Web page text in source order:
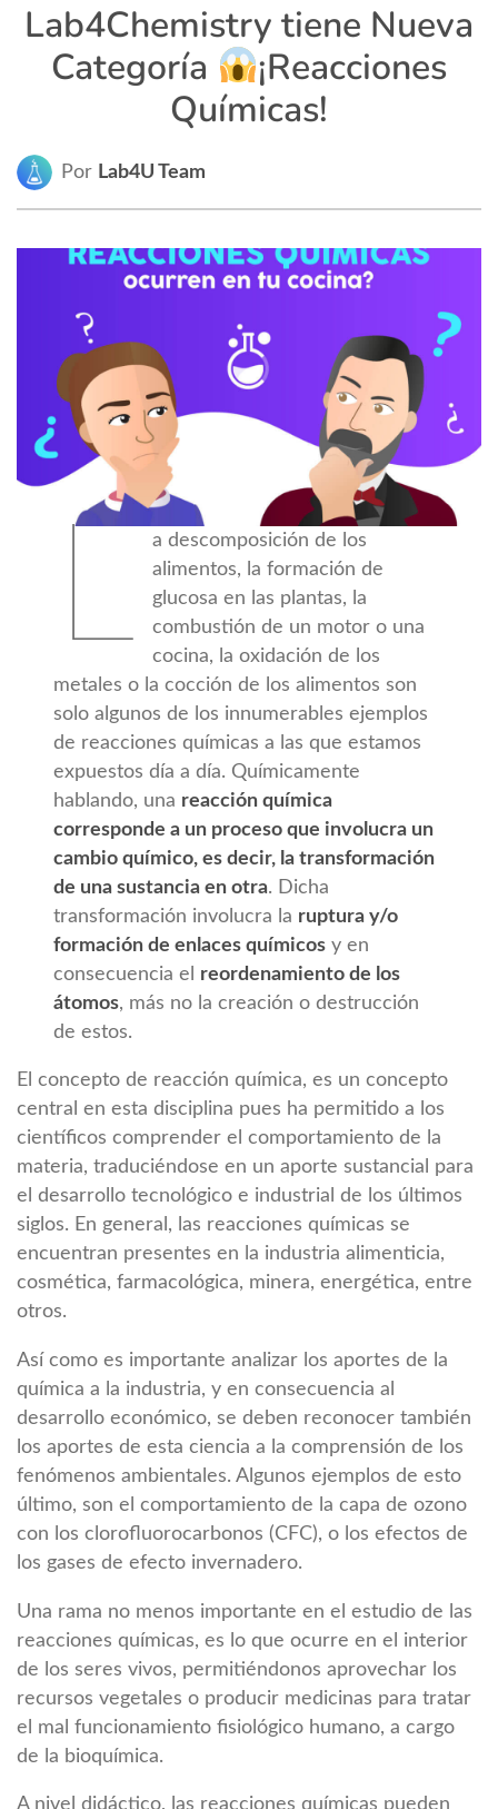
Lab4Chemistry tiene Nueva
Categoría
¡Reacciones
Químicas!
Por Lab4U Team
L
a descomposición de los
alimentos, la formación de
glucosa en las plantas, la
combustión de un motor o una
cocina, la oxidación de los
metales o la cocción de los alimentos son
solo algunos de los innumerables ejemplos
de reacciones químicas a las que estamos
expuestos día a día. Químicamente
hablando, una reacción química
corresponde a un proceso que involucra un
cambio químico, es decir, la transformación
de una sustancia en otra. Dicha
transformación involucra la ruptura y/o
formación de enlaces químicos y en
consecuencia el reordenamiento de los
átomos, más no la creación o destrucción
de estos.
El concepto de reacción química, es un concepto
central en esta disciplina pues ha permitido a los
científicos comprender el comportamiento de la
materia, traduciéndose en un aporte sustancial para
el desarrollo tecnológico e industrial de los últimos
siglos. En general, las reacciones químicas se
encuentran presentes en la industria alimenticia,
cosmética, farmacológica, minera, energética, entre
otros.
Así como es importante analizar los aportes de la
química a la industria, y en consecuencia al
desarrollo económico, se deben reconocer también
los aportes de esta ciencia a la comprensión de los
fenómenos ambientales. Algunos ejemplos de esto
último, son el comportamiento de la capa de ozono
con los clorofluorocarbonos (CFC), o los efectos de
los gases de efecto invernadero.
Una rama no menos importante en el estudio de las
reacciones químicas, es lo que ocurre en el interior
de los seres vivos, permitiéndonos aprovechar los
recursos vegetales o producir medicinas para tratar
el mal funcionamiento fisiológico humano, a cargo
de la bioquímica.
A nivel didáctico, las reacciones químicas pueden